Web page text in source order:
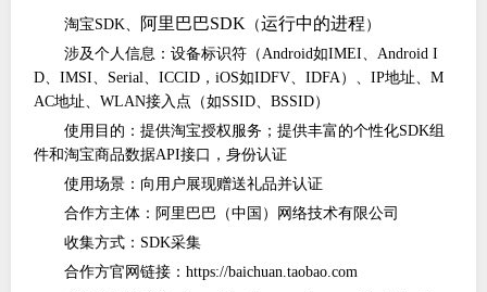
淘宝SDK、 阿里巴巴SDK （运行中的进程 ）
涉及个人信息：设备标识符（ Android如IMEI、Android I
D、IMSI、Serial、ICCID，iOS如IDFV、IDFA）、IP地址、M
AC地址、WLAN接入点（如SSID、BSSID）
使用目的：提供淘宝授权服务；提供丰富的个性化SDK组
件和淘宝商品数据API接口，身份认证
使用场景：向用户展现赠送礼品并认证
合作方主体：阿里巴巴（中国）网络技术有限公司
收集方式： SDK采集
合作方官网链接：https://baichuan.taobao.com